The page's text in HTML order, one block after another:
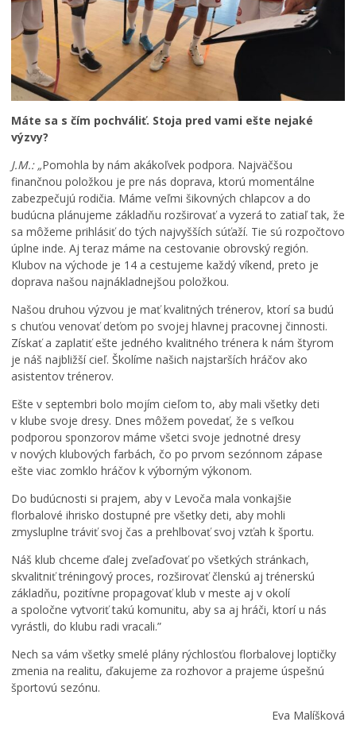
Máte sa s čím pochváliť. Stoja pred vami ešte nejaké
výzvy?
J.M.: „Pomohla by nám akákoľvek podpora. Najväčšou
finančnou položkou je pre nás doprava, ktorú momentálne
zabezpečujú rodičia. Máme veľmi šikovných chlapcov a do
budúcna plánujeme základňu rozširovať a vyzerá to zatiaľ tak, že
sa môžeme prihlásiť do tých najvyšších súťaží. Tie sú rozpočtovo
úplne inde. Aj teraz máme na cestovanie obrovský región.
Klubov na východe je 14 a cestujeme každý víkend, preto je
doprava našou najnákladnejšou položkou.
Našou druhou výzvou je mať kvalitných trénerov, ktorí sa budú
s chuťou venovať deťom po svojej hlavnej pracovnej činnosti.
Získať a zaplatiť ešte jedného kvalitného trénera k nám štyrom
je náš najbližší cieľ. Školíme našich najstarších hráčov ako
asistentov trénerov.
Ešte v septembri bolo mojím cieľom to, aby mali všetky deti
v klube svoje dresy. Dnes môžem povedať, že s veľkou
podporou sponzorov máme všetci svoje jednotné dresy
v nových klubových farbách, čo po prvom sezónnom zápase
ešte viac zomklo hráčov k výborným výkonom.
Do budúcnosti si prajem, aby v Levoča mala vonkajšie
florbalové ihrisko dostupné pre všetky deti, aby mohli
zmysluplne tráviť svoj čas a prehlbovať svoj vzťah k športu.
Náš klub chceme ďalej zveľaďovať po všetkých stránkach,
skvalitniť tréningový proces, rozširovať členskú aj trénerskú
základňu, pozitívne propagovať klub v meste aj v okolí
a spoločne vytvoriť takú komunitu, aby sa aj hráči, ktorí u nás
vyrástli, do klubu radi vracali.”
Nech sa vám všetky smelé plány rýchlosťou florbalovej loptičky
zmenia na realitu, ďakujeme za rozhovor a prajeme úspešnú
športovú sezónu.
Eva Malíšková
O
d
p
i
n
é
h
o
r
g
á
l
u
p
n
o
v
r
e
z
i
d
n
c
i
k
u
t
ú
r
y
a
c
s
p
l
a
y
u
s
a
i
e
s
o
l
d
u
c
h
u
e
s
t
v
a
n
i
a
č
a
s
o
ď
a
k
o
v
a
n
e
d
e
k
a
o
v
i
P
e
r
o
v
M
a
j
c
h
r
o
v